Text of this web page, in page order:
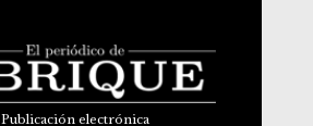
Publicación electrónica